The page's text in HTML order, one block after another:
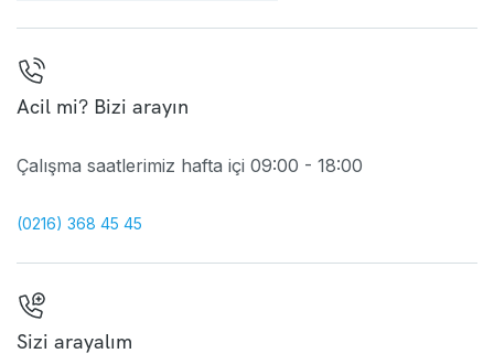
Acil mi? Bizi arayın
Çalışma saatlerimiz hafta içi 09:00 - 18:00
(0216) 368 45 45
Sizi arayalım